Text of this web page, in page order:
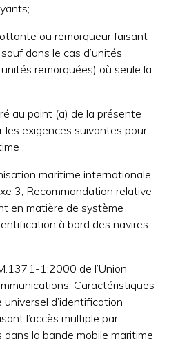
ou remorqueur faisant
dans le cas d’unités
remorquées) où seule la
au point (a) de la présente
exigences suivantes pour
:
maritime internationale
3, Recommandation relative
en matière de système
à bord des navires
1:2000 de l’Union
Caractéristiques
d’identification
l’accès multiple par
la bande mobile maritime